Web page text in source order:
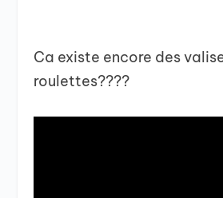
Ca existe encore des
roulettes????